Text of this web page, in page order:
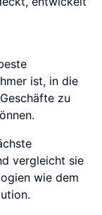
ist, in die
zu
vergleicht sie
wie dem